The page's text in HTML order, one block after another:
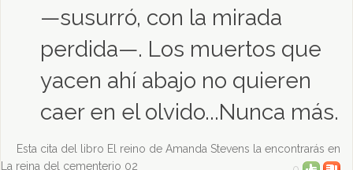
—susurró, con la mirada
perdida—. Los muertos que
yacen ahí abajo no quieren
caer en el olvido...Nunca más.
Esta cita del libro El reino de Amanda Stevens la encontrarás en
La reina del cementerio 02